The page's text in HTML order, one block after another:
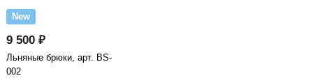
New
9 500 ₽
Льняные брюки, арт. BS-
002